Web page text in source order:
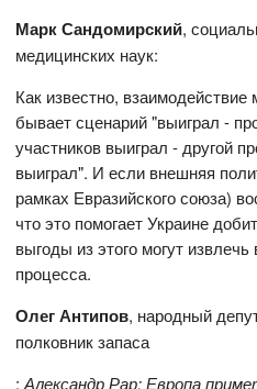
Марк Сандомирский,
медицинских наук:
Как известно,
бывает сценарий "выиграл -
участников выиграл - другой
выиграл". И если внешняя
рамках Евразийского союза)
что это помогает Украине
выгоды из этого могут
процесса.
Олег Антипов, народный
полковник запаса
:Александр Рар: Европа